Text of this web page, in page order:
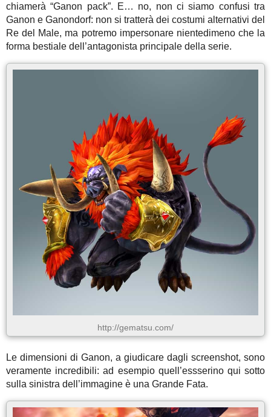
chiamerà “Ganon pack”. E… no, non ci siamo confusi tra
Ganon e Ganondorf: non si tratterà dei costumi alternativi del
Re del Male, ma potremo impersonare nientedimeno che la
forma bestiale dell’antagonista principale della serie.
http://gematsu.com/
Le dimensioni di Ganon, a giudicare dagli screenshot, sono
veramente incredibili: ad esempio quell’essserino qui sotto
sulla sinistra dell’immagine è una Grande Fata.